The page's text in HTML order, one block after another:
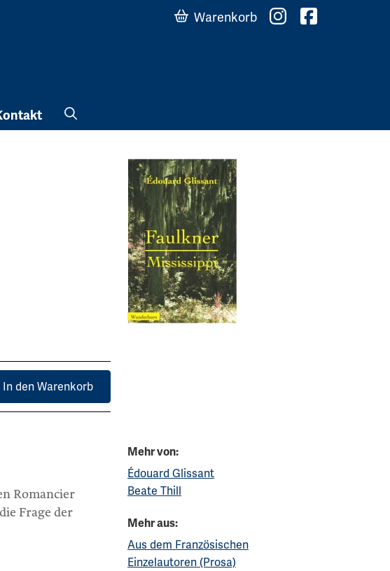
Warenkorb
In den Warenkorb
Romancier
Frage der
Mehr von:
Édouard Glissant
Beate Thill
Mehr aus:
Aus dem Französischen
Einzelautoren (Prosa)